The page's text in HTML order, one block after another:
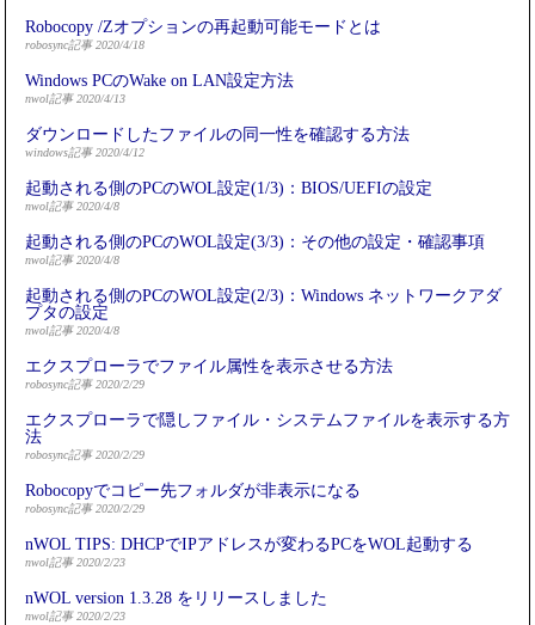
Robocopy /Zオプションの再起動可能モードとは
robosync記事 2020/4/18
Windows PCのWake on LAN設定方法
nwol記事 2020/4/13
ダウンロードしたファイルの同一性を確認する方法
windows記事 2020/4/12
起動される側のPCのWOL設定(1/3)：BIOS/UEFIの設定
nwol記事 2020/4/8
起動される側のPCのWOL設定(3/3)：その他の設定・確認事項
nwol記事 2020/4/8
起動される側のPCのWOL設定(2/3)：Windows ネットワークアダ
プタの設定
nwol記事 2020/4/8
エクスプローラでファイル属性を表示させる方法
robosync記事 2020/2/29
エクスプローラで隠しファイル・システムファイルを表示する方
法
robosync記事 2020/2/29
Robocopyでコピー先フォルダが非表示になる
robosync記事 2020/2/29
nWOL TIPS: DHCPでIPアドレスが変わるPCをWOL起動する
nwol記事 2020/2/23
nWOL version 1.3.28 をリリースしました
nwol記事 2020/2/23